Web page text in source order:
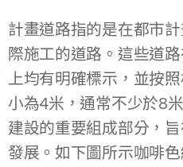
計畫道路指的是在都市
際施工的道路。這些道
上均有明確標示，並按
小為4米，通常不少於8
建設的重要組成部分，
發展。如下圖所示咖啡